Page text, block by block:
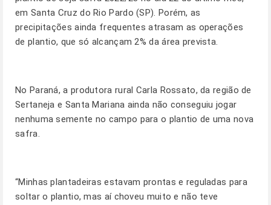
em Santa Cruz do Rio Pardo (SP). Porém, as
precipitações ainda frequentes atrasam as operações
de plantio, que só alcançam 2% da área prevista.
No Paraná, a produtora rural Carla Rossato, da região de
Sertaneja e Santa Mariana ainda não conseguiu jogar
nenhuma semente no campo para o plantio de uma nova
safra.
“Minhas plantadeiras estavam prontas e reguladas para
soltar o plantio, mas aí choveu muito e não teve